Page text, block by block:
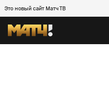
Это новый сайт Матч ТВ